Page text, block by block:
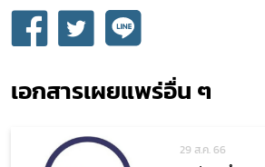
เอกสารเผยแพร่อื่น ๆ
29 ส.ค. 66